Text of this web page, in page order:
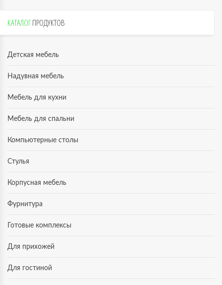
КАТАЛОГПРОДУКТОВ
Детская мебель
Надувная мебель
Мебель для кухни
Мебель для спальни
Компьютерные столы
Стулья
Корпусная мебель
Фурнитура
Готовые комплексы
Для прихожей
Для гостиной